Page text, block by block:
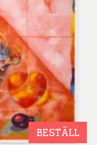
BESTÄLL